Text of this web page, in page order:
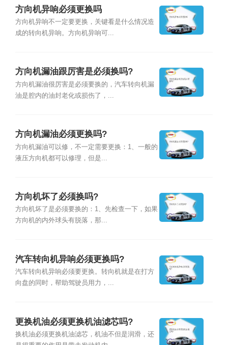
方向机异响必须更换吗
方向机异响不一定要更换，关键看是什么情况造
成的转向机异响。方向机异响可...
方向机漏油跟厉害是必须换吗?
方向机漏油很厉害是必须要换的，汽车转向机漏
油是腔内的油封老化或损伤了，...
方向机漏油必须更换吗?
方向机漏油可以修，不一定需要更换：1、一般的
液压方向机都可以修理，但是...
方向机坏了必须换吗?
方向机坏了是必须要换的：1、先检查一下，如果
方向机的内外球头有脱落，那...
汽车转向机异响必须更换吗?
汽车转向机异响必须要更换。转向机就是在打方
向盘的同时，帮助驾驶员用力，...
更换机油必须更换机油滤芯吗?
换机油必须更换机油滤芯，机油不但是润滑，还